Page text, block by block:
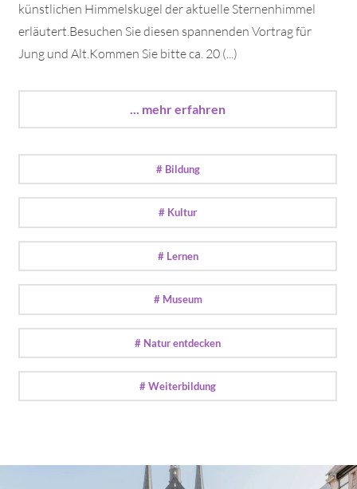
künstlichen Himmelskugel der aktuelle Sternenhimmel
erläutert.Besuchen Sie diesen spannenden Vortrag für
Jung und Alt.Kommen Sie bitte ca. 20 (...)
... mehr erfahren
# Bildung
# Kultur
# Lernen
# Museum
# Natur entdecken
# Weiterbildung